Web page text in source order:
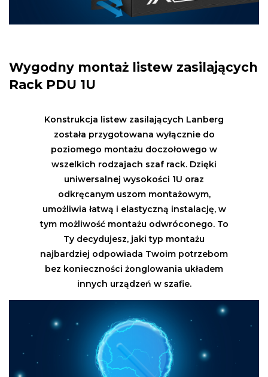
Wygodny montaż listew zasilających
Rack PDU 1U
Konstrukcja listew zasilających Lanberg
została przygotowana wyłącznie do
poziomego montażu doczołowego w
wszelkich rodzajach szaf rack. Dzięki
uniwersalnej wysokości 1U oraz
odkręcanym uszom montażowym,
umożliwia łatwą i elastyczną instalację, w
tym możliwość montażu odwróconego. To
Ty decydujesz, jaki typ montażu
najbardziej odpowiada Twoim potrzebom
bez konieczności żonglowania układem
innych urządzeń w szafie.